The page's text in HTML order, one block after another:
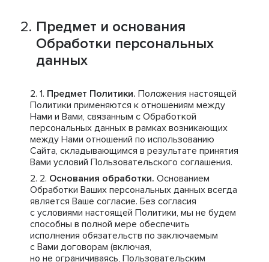
Предмет и основания
Обработки персональных
данных
Предмет Политики. Положения настоящей
Политики применяются к отношениям между
Нами и Вами, связанным с Обработкой
персональных данных в рамках возникающих
между Нами отношений по использованию
Сайта, складывающимся в результате принятия
Вами условий Пользовательского соглашения.
Основания обработки. Основанием
Обработки Ваших персональных данных всегда
является Ваше согласие. Без согласия
с условиями настоящей Политики, мы не будем
способны в полной мере обеспечить
исполнения обязательств по заключаемым
с Вами договорам (включая,
но не ограничиваясь, Пользовательским